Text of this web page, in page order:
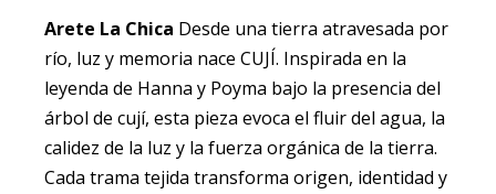
Arete La Chica Desde una tierra atravesada por
río, luz y memoria nace CUJÍ. Inspirada en la
leyenda de Hanna y Poyma bajo la presencia del
árbol de cují, esta pieza evoca el fluir del agua, la
calidez de la luz y la fuerza orgánica de la tierra.
Cada trama tejida transforma origen, identidad y